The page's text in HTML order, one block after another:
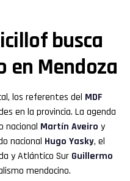
busca
Mendoza
los referentes del MDF
en la provincia. La agenda
nacional Martín Aveiro y
nacional Hugo Yasky, el
y Atlántico Sur Guillermo
mendocino.